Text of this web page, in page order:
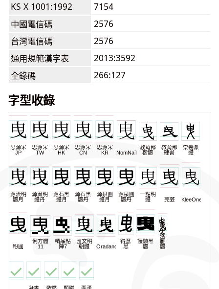
KS X 1001:1992
7154
中國電信碼
2576
台灣電信碼
2576
通用規範漢字表
2013:3592
全錄碼
266:127
字型收錄
思源宋
JP
思源宋
TW
思源宋
HK
思源宋
CN
思源宋
KR
NomNaTong
教育部
楷體
教育部
隸書
崇羲篆
體
源流明
體月
源流明
體丹
源石黑
體月
源石黑
體丹
源泉圓
體月
源泉圓
體丹
一點明
體
芫荽 KleeOne
粉圓
俐方體
11
精品點
陣7
匯文明
朝體
Oradano
得意
黑
饅頭黑
體
辰
宇
落
雁
體